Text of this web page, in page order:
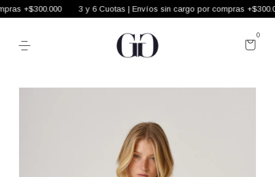
+$300.000 3 y 6 Cuotas | Envíos sin cargo por compras
0